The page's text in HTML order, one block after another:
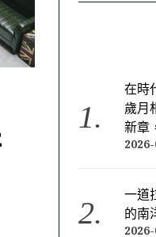
在時
歲月
新章
一道
的南